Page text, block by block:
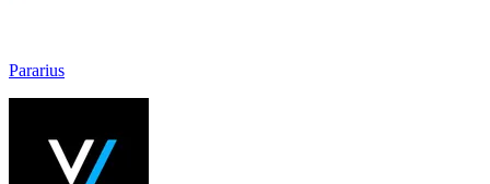
Pararius